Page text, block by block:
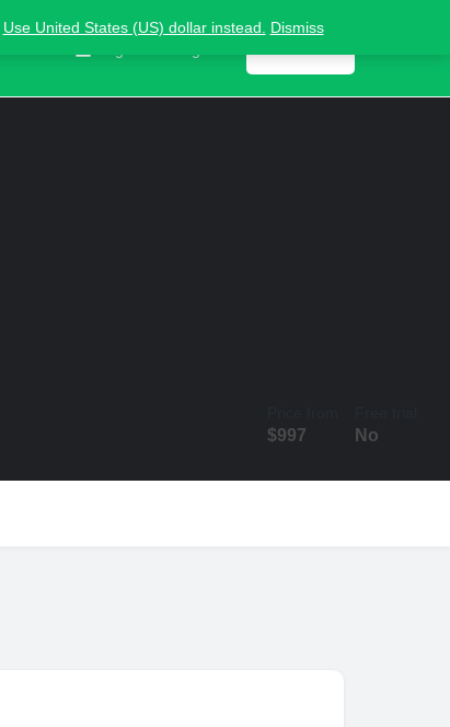
$997 No
Use United States (US) dollar instead. Dismiss